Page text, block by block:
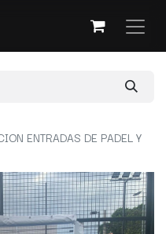
ENTRADAS DE PADEL Y